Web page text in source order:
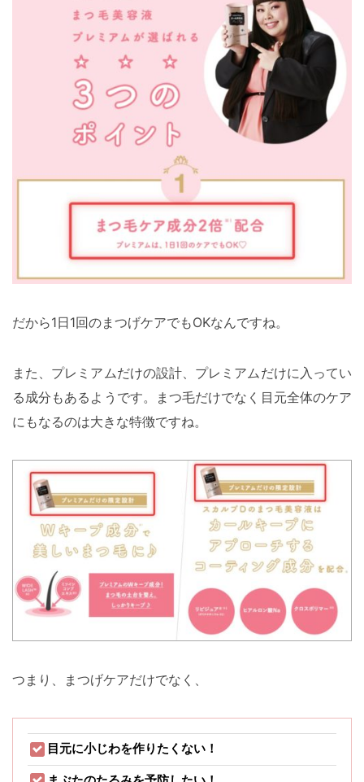
だから1日1回のまつげケアでもOKなんですね。
また、プレミアムだけの設計、プレミアムだけに入ってい
る成分もあるようです。まつ毛だけでなく目元全体のケア
にもなるのは大きな特徴ですね。
つまり、まつげケアだけでなく、
目元に小じわを作りたくない！